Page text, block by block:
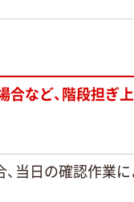
合など、階段担ぎ
当日の確認作業